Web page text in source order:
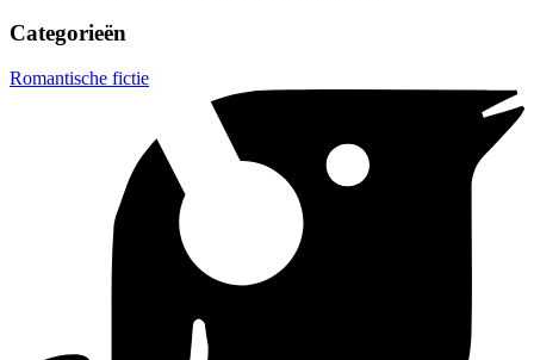
Categorieën
Romantische fictie